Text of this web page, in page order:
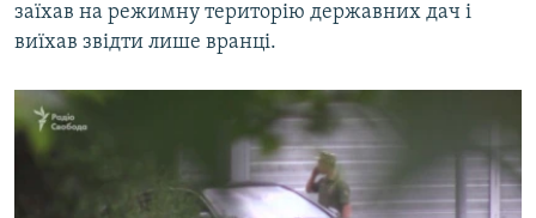
заїхав на режимну територію державних дач і
виїхав звідти лише вранці.